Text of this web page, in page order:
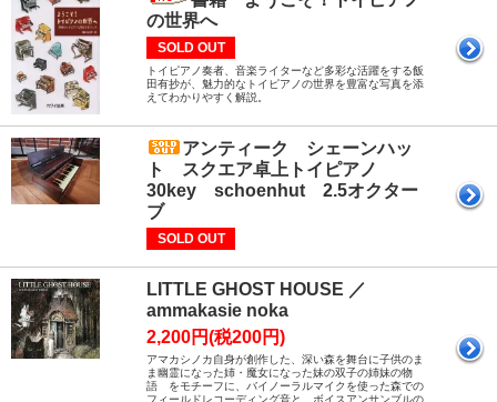
の世界へ
SOLD OUT
トイピアノ奏者、音楽ライターなど多彩な活躍をする飯
田有抄が、魅力的なトイピアノの世界を豊富な写真を添
えてわかりやすく解説。
アンティーク シェーンハッ
ト スクエア卓上トイピアノ
30key schoenhut 2.5オクター
ブ
SOLD OUT
LITTLE GHOST HOUSE ／
ammakasie noka
2,200円(税200円)
アマカシノカ自身が創作した、深い森を舞台に子供のま
ま幽霊になった姉・魔女になった妹の双子の姉妹の物
語 をモチーフに、バイノーラルマイクを使った森での
フィールドレコーディング音と、ボイスアンサンブルの